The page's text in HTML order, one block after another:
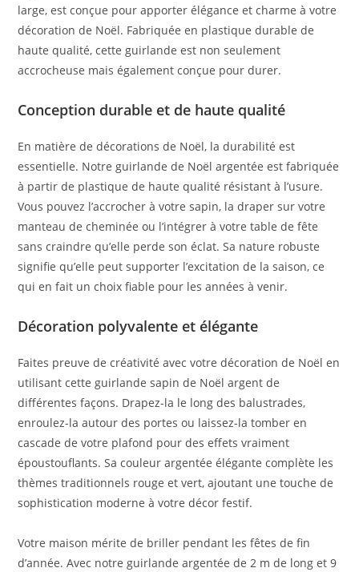
large, est conçue pour apporter élégance et charme à votre
décoration de Noël. Fabriquée en plastique durable de
haute qualité, cette guirlande est non seulement
accrocheuse mais également conçue pour durer.
Conception durable et de haute qualité
En matière de décorations de Noël, la durabilité est
essentielle. Notre guirlande de Noël argentée est fabriquée
à partir de plastique de haute qualité résistant à l’usure.
Vous pouvez l’accrocher à votre sapin, la draper sur votre
manteau de cheminée ou l’intégrer à votre table de fête
sans craindre qu’elle perde son éclat. Sa nature robuste
signifie qu’elle peut supporter l’excitation de la saison, ce
qui en fait un choix fiable pour les années à venir.
Décoration polyvalente et élégante
Faites preuve de créativité avec votre décoration de Noël en
utilisant cette guirlande sapin de Noël argent de
différentes façons. Drapez-la le long des balustrades,
enroulez-la autour des portes ou laissez-la tomber en
cascade de votre plafond pour des effets vraiment
époustouflants. Sa couleur argentée élégante complète les
thèmes traditionnels rouge et vert, ajoutant une touche de
sophistication moderne à votre décor festif.
Votre maison mérite de briller pendant les fêtes de fin
d’année. Avec notre guirlande argentée de 2 m de long et 9